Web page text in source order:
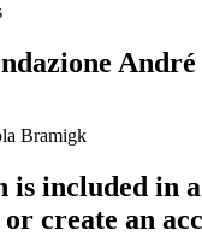
Bramigk
is included in
create an